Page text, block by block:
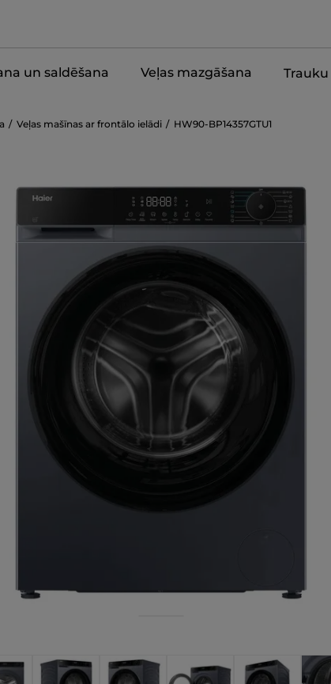
un saldēšana Veļas mazgāšana
Veļas mašīnas ar frontālo ielādi HW90-BP14357GTU1